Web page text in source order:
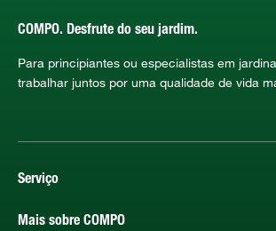
COMPO. Desfrute do seu jardim.
Para principiantes ou especialistas em
trabalhar juntos por uma qualidade de vida
Serviço
Mais sobre COMPO